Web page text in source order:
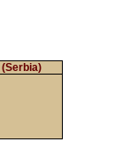
(Serbia)